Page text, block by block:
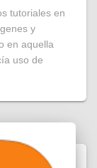
tutoriales en
y
en aquella
uso de